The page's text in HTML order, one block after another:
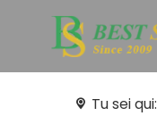
Tu sei qui: